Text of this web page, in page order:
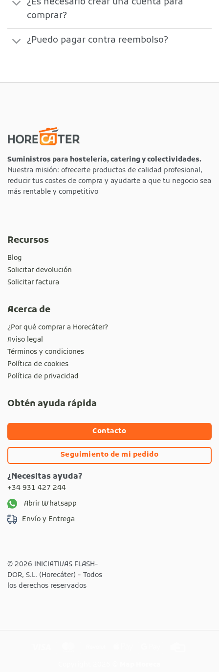
¿Es necesario crear una cuenta para
comprar?
¿Puedo pagar contra reembolso?
Suministros para hostelería, catering y colectividades.
Nuestra misión: ofrecerte productos de calidad profesional,
reducir tus costes de compra y ayudarte a que tu negocio sea
más rentable y competitivo
Recursos
Blog
Solicitar devolución
Solicitar factura
Acerca de
¿Por qué comprar a Horecáter?
Aviso legal
Términos y condiciones
Política de cookies
Política de privacidad
Obtén ayuda rápida
Contacto
Seguimiento de mi pedido
¿Necesitas ayuda?
+34 931 427 244
Abrir Whatsapp
Envío y Entrega
© 2026 INICIATIVAS FLASH-
DOR, S.L. (Horecáter) - Todos
los derechos reservados